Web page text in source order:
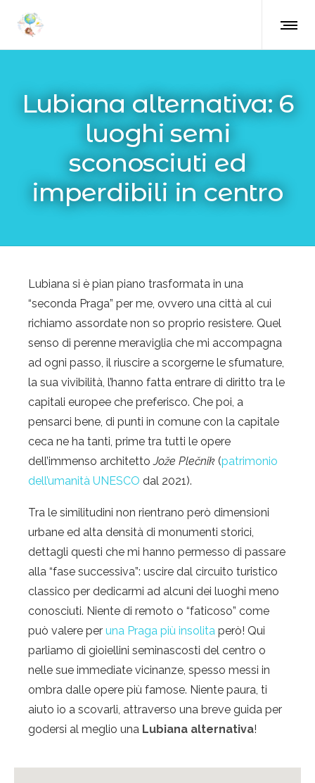
Lubiana alternativa: 6
luoghi semi
sconosciuti ed
imperdibili in centro
Lubiana si è pian piano trasformata in una
“seconda Praga” per me, ovvero una città al cui
richiamo assordate non so proprio resistere. Quel
senso di perenne meraviglia che mi accompagna
ad ogni passo, il riuscire a scorgerne le sfumature,
la sua vivibilità, l’hanno fatta entrare di diritto tra le
capitali europee che preferisco. Che poi, a
pensarci bene, di punti in comune con la capitale
ceca ne ha tanti, prime tra tutti le opere
dell’immenso architettoJože Plečnik (patrimonio
dell’umanità UNESCO dal 2021).
Tra le similitudini non rientrano però dimensioni
urbane ed alta densità di monumenti storici,
dettagli questi che mi hanno permesso di passare
alla “fase successiva”: uscire dal circuito turistico
classico per dedicarmi ad alcuni dei luoghi meno
conosciuti. Niente di remoto o “faticoso” come
può valere per una Praga più insolita però! Qui
parliamo di gioiellini seminascosti del centro o
nelle sue immediate vicinanze, spesso messi in
ombra dalle opere più famose. Niente paura, ti
aiuto io a scovarli, attraverso una breve guida per
godersi al meglio una Lubiana alternativa!